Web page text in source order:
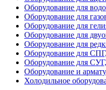
Оборудование для
Оборудование для
Оборудование для
Оборудование для
Оборудование для
Оборудование для
Оборудование для
Оборудование и
Холодильное